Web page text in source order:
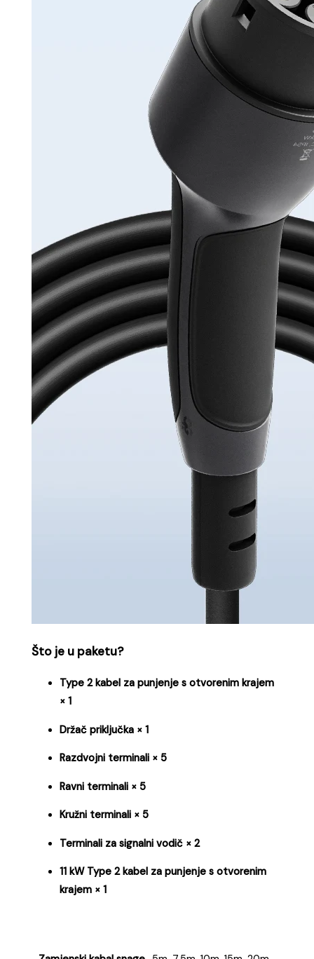
Što je u paketu?
Type 2 kabel za punjenje s otvorenim krajem
× 1
Držač priključka × 1
Razdvojni terminali × 5
Ravni terminali × 5
Kružni terminali × 5
Terminali za signalni vodič × 2
11 kW Type 2 kabel za punjenje s otvorenim
krajem × 1